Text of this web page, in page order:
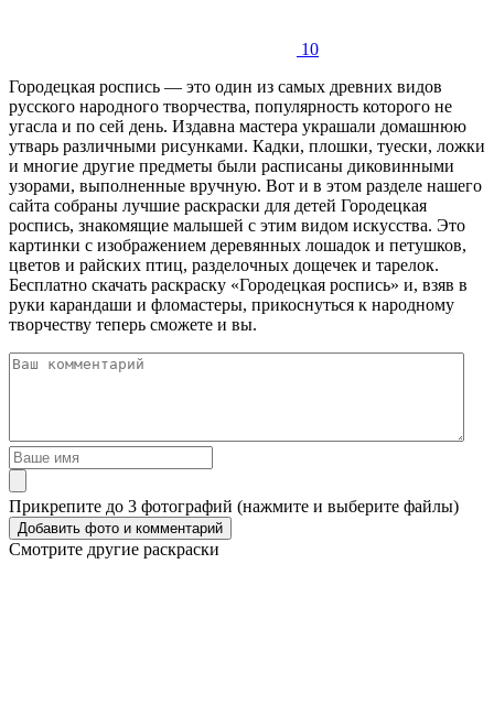
10
Городецкая роспись — это один из самых древних видов
русского народного творчества, популярность которого не
угасла и по сей день. Издавна мастера украшали домашнюю
утварь различными рисунками. Кадки, плошки, туески, ложки
и многие другие предметы были расписаны диковинными
узорами, выполненные вручную. Вот и в этом разделе нашего
сайта собраны лучшие раскраски для детей Городецкая
роспись, знакомящие малышей с этим видом искусства. Это
картинки с изображением деревянных лошадок и петушков,
цветов и райских птиц, разделочных дощечек и тарелок.
Бесплатно скачать раскраску «Городецкая роспись» и, взяв в
руки карандаши и фломастеры, прикоснуться к народному
творчеству теперь сможете и вы.
Прикрепите до 3 фотографий (нажмите и выберите файлы)
Смотрите другие раскраски